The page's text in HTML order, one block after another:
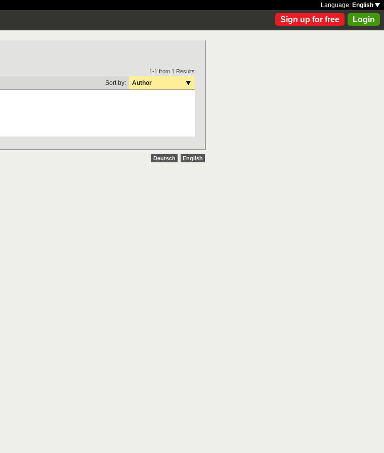
Language: English
Sign up for free Login
1-1 from 1 Results
Sort by: Author
Deutsch English